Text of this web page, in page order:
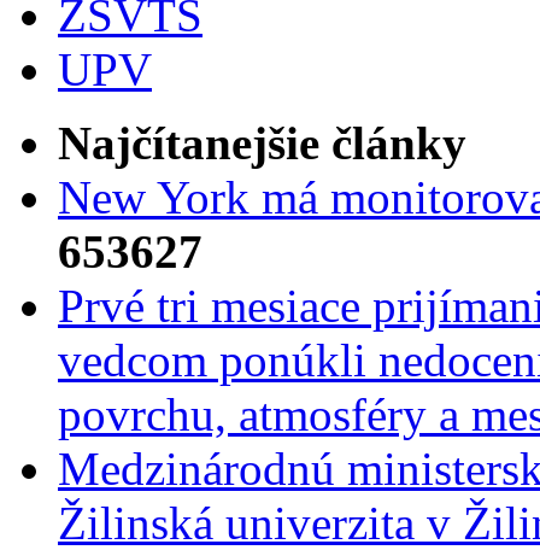
ZSVTS
UPV
Najčítanejšie články
New York má
653627
Prvé tri mesiace
vedcom ponúkli
povrchu, atmosféry a
Medzinárodnú
Žilinská univerzita v